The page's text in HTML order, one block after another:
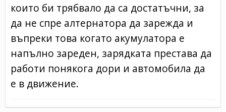
които би трябвало да са достатъчни, за
да не спре алтернатора да зарежда и
въпреки това когато акумулатора е
напълно зареден, зарядката престава да
работи понякога дори и автомобила да
е в движение.